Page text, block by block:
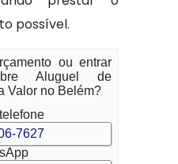
possível.
ou entrar
Aluguel de
Valor no Belém?
7627